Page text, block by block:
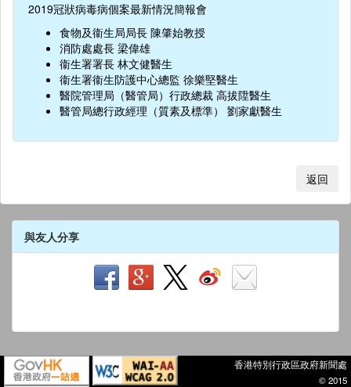
2019冠狀病毒病個案最新情況簡報會
食物及衞生局局長 陳肇始教授
消防處處長 梁偉雄
衞生署署長 林文健醫生
衞生署衞生防護中心總監 徐樂堅醫生
醫院管理局（醫管局）行政總裁 高拔陞醫生
醫管局總行政經理（質素及標準） 劉家獻醫生
返回
與友人分享
香港特別行政區政府新聞處
© 2015